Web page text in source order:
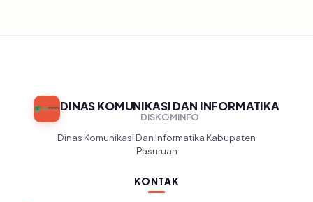
DINAS KOMUNIKASI DAN INFORMATIKA
DISKOMINFO
Dinas Komunikasi Dan Informatika Kabupaten
Pasuruan
KONTAK